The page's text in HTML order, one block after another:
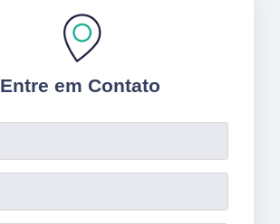
Entre em Contato